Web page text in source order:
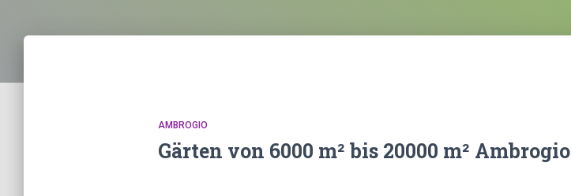
AMBROGIO
Gärten von 6000 m² bis 20000 m² Ambrogio